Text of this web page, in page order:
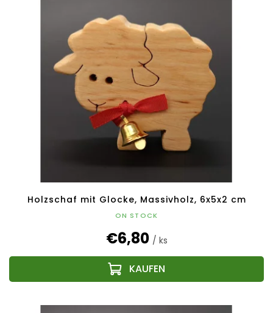
Holzschaf mit Glocke, Massivholz, 6x5x2 cm
ON STOCK
€6,80 / ks